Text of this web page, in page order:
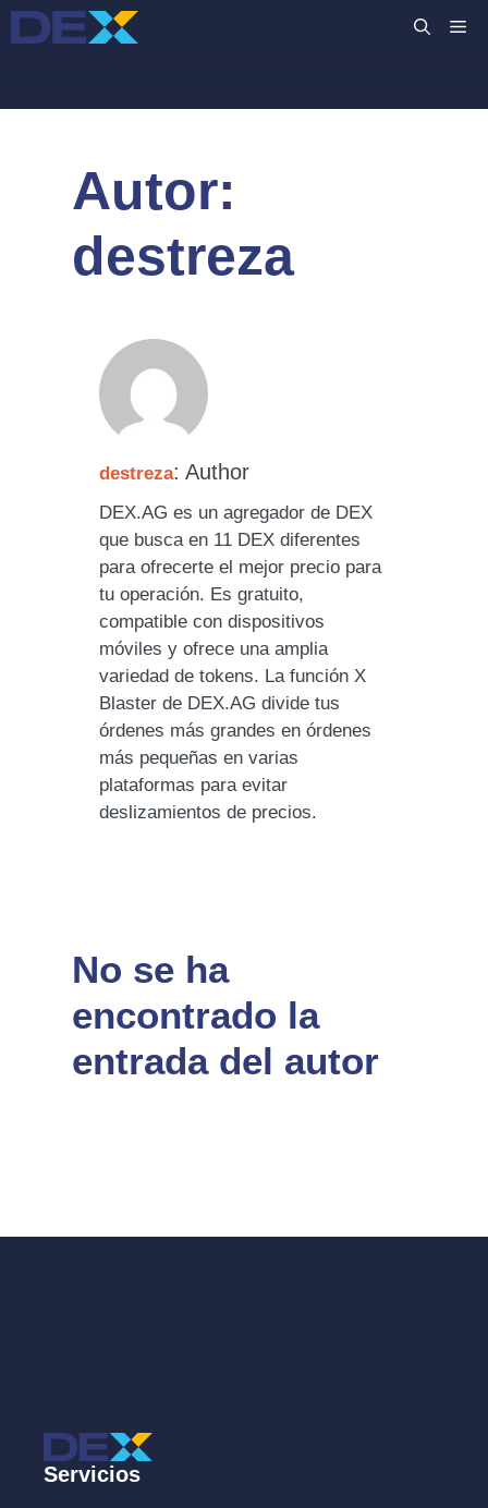
Saltar
al
Autor:
destreza
destreza: Author
DEX.AG es un agregador de DEX
que busca en 11 DEX diferentes
para ofrecerte el mejor precio para
tu operación. Es gratuito,
compatible con dispositivos
móviles y ofrece una amplia
variedad de tokens. La función X
Blaster de DEX.AG divide tus
órdenes más grandes en órdenes
más pequeñas en varias
plataformas para evitar
deslizamientos de precios.
No se ha
encontrado la
entrada del autor
Servicios